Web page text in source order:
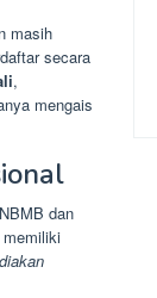
masih
secara
,
mengais
dan
memiliki